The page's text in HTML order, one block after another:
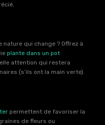
nature qui change ? Offrez à
plante dans un pot
attention qui restera
(s’ils ont la main verte).
permettent de favoriser la
de fleurs ou